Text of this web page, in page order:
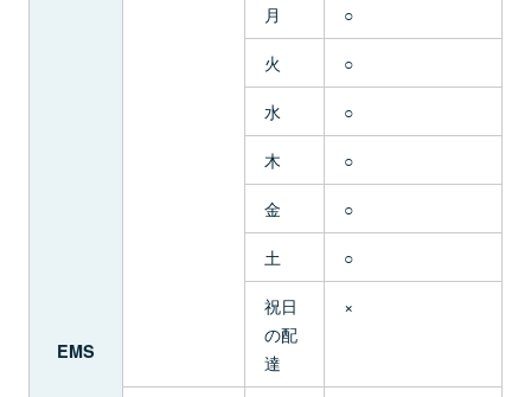
EMS
月
○
火
○
水
○
木
○
金
○
土
○
祝日
の配
達
×